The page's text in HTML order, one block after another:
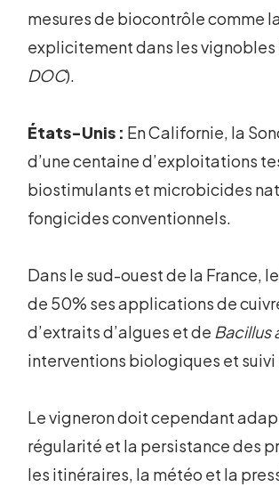
mesures de biocontrôle comme
explicitement dans les vignobles
DOC).
États-Unis : En Californie, la
d’une centaine d’exploitations
biostimulants et microbicides
fongicides conventionnels.
Dans le sud-ouest de la France,
de 50% ses applications de
d’extraits d’algues et de Bacillus
interventions biologiques et
Le vigneron doit cependant
régularité et la persistance des
les itinéraires, la météo et la